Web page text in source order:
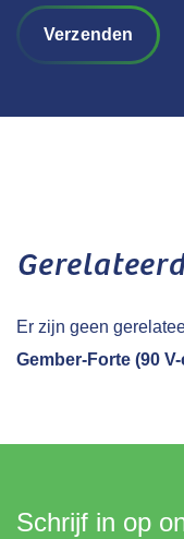
Verzenden
Er zijn geen
Gember-Forte (90
Schrijf in op